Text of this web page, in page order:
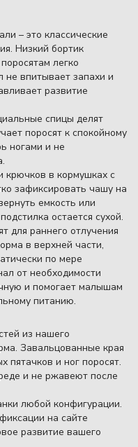
– это классические
Низкий бортик
легко
не впитывает запахи и
развитие
спицы делят
поросят к спокойному
ногами и не
крючков в кормушках с
зафиксировать чашу на
емкость или
остается сухой.
для раннего отлучения
в верхней части,
по мере
от необходимости
и помогает малышам
питанию.
из нашего
Завальцованные края
и ног поросят.
и не ржавеют после
любой конфигурации.
на сайте
развитие вашего